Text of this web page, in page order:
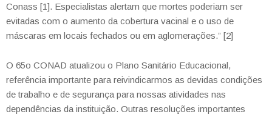
Conass [1]. Especialistas alertam que mortes poderiam ser
evitadas com o aumento da cobertura vacinal e o uso de
máscaras em locais fechados ou em aglomerações.” [2]
O 65o CONAD atualizou o Plano Sanitário Educacional,
referência importante para reivindicarmos as devidas condições
de trabalho e de segurança para nossas atividades nas
dependências da instituição. Outras resoluções importantes